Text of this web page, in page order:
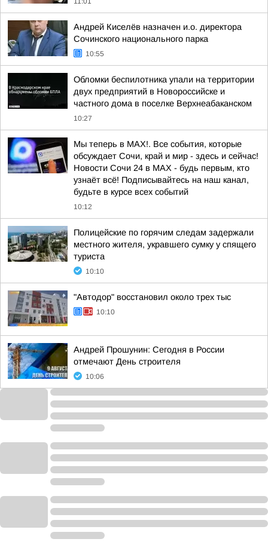
Андрей Киселёв назначен и.о. директора
Сочинского национального парка
10:55
Обломки беспилотника упали на территории
двух предприятий в Новороссийске и
частного дома в поселке Верхнеабаканском
10:27
Мы теперь в MAX!. Все события, которые
обсуждает Сочи, край и мир - здесь и сейчас!
Новости Сочи 24 в MAX - будь первым, кто
узнаёт всё! Подписывайтесь на наш канал,
будьте в курсе всех событий
10:12
Полицейские по горячим следам задержали
местного жителя, укравшего сумку у спящего
туриста
10:10
"Автодор" восстановил около трех тыс
10:10
Андрей Прошунин: Сегодня в России
отмечают День строителя
10:06